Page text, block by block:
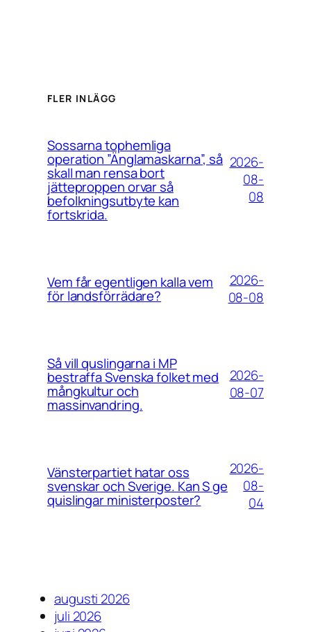
FLER INLÄGG
Sossarna tophemliga
operation ”Änglamaskarna”, så
skall man rensa bort
jätteproppen orvar så
befolkningsutbyte kan
fortskrida.
2026-
08-
08
Vem får egentligen kalla vem
för landsförrädare?
2026-
08-08
Så vill quslingarna i MP
bestraffa Svenska folket med
mångkultur och
massinvandring.
2026-
08-07
Vänsterpartiet hatar oss
svenskar och Sverige. Kan S ge
quislingar ministerposter?
2026-
08-
04
augusti 2026
juli 2026